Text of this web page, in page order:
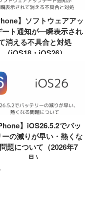
】ソフトウェアアッ
ート通知が一瞬表示され
消える不具合と対処
（iOS18・iOS26）
】iOS26.5.2でバッ
ーの減りが早い・熱くな
題について（2026年7
月）